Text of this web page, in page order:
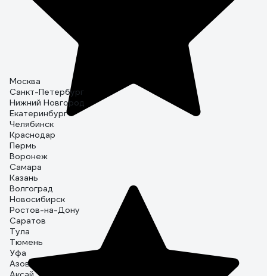
Москва
Санкт-Петербург
Нижний Новгород
Екатеринбург
Челябинск
Краснодар
Пермь
Воронеж
Самара
Казань
Волгоград
Новосибирск
Ростов-на-Дону
Саратов
Тула
Тюмень
Уфа
Азов